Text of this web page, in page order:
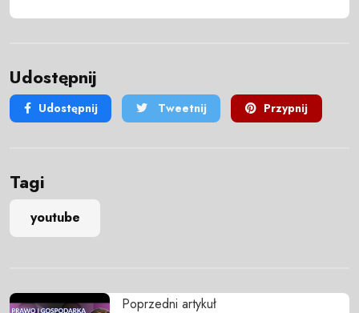
Udostępnij
Udostępnij Tweetnij Przypnij
Tagi
youtube
Poprzedni artykuł